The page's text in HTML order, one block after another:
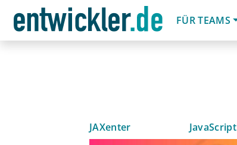
FÜR TEAMS
JAXenter JavaScript